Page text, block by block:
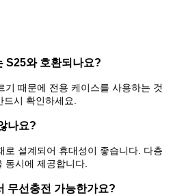
S25와 호환되나요?
기 때문에 전용 케이스를 사용하는 것
시 확인하세요.
나요?
로 설계되어 휴대성이 좋습니다. 다층
동시에 제공합니다.
무선충전 가능한가요?